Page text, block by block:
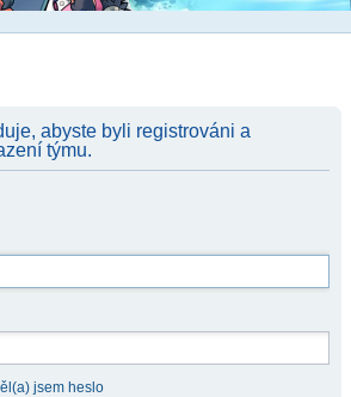
abyste byli registrováni a
týmu.
jsem heslo